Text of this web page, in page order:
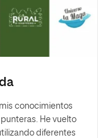
conocimientos
He vuelto
diferentes